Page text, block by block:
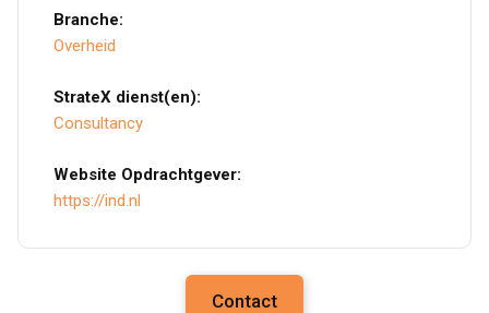
Branche:
Overheid
StrateX dienst(en):
Consultancy
Website Opdrachtgever:
https://ind.nl
Contact